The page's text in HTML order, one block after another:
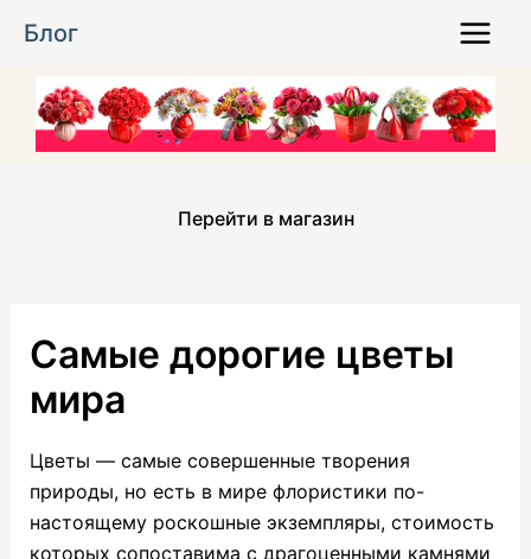
Блог
Menu
Перейти в магазин
Самые дорогие цветы
мира
Цветы — самые совершенные творения
природы, но есть в мире флористики по-
настоящему роскошные экземпляры, стоимость
которых сопоставима с драгоценными камнями